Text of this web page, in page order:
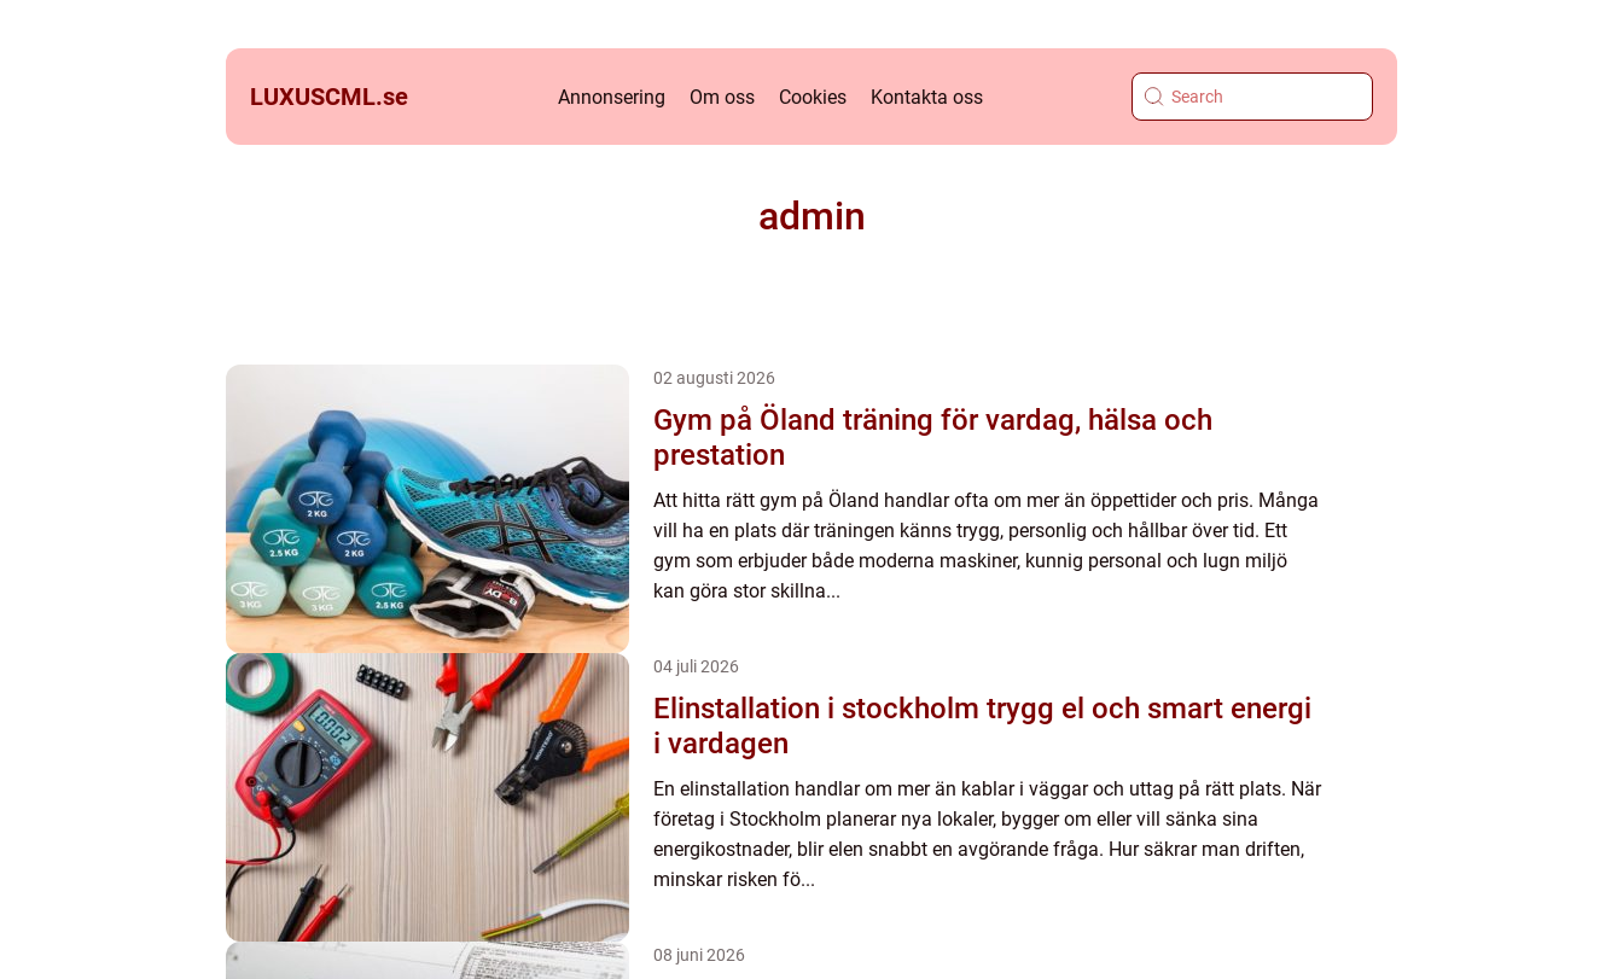
LUXUSCML.se Annonsering Om oss Cookies Kontakta oss
admin
02 augusti 2026
Gym på Öland träning för vardag, hälsa och
prestation
Att hitta rätt gym på Öland handlar ofta om mer än öppettider och pris. Många
vill ha en plats där träningen känns trygg, personlig och hållbar över tid. Ett
gym som erbjuder både moderna maskiner, kunnig personal och lugn miljö
kan göra stor skillna...
04 juli 2026
Elinstallation i stockholm trygg el och smart energi
i vardagen
En elinstallation handlar om mer än kablar i väggar och uttag på rätt plats. När
företag i Stockholm planerar nya lokaler, bygger om eller vill sänka sina
energikostnader, blir elen snabbt en avgörande fråga. Hur säkrar man driften,
minskar risken fö...
08 juni 2026